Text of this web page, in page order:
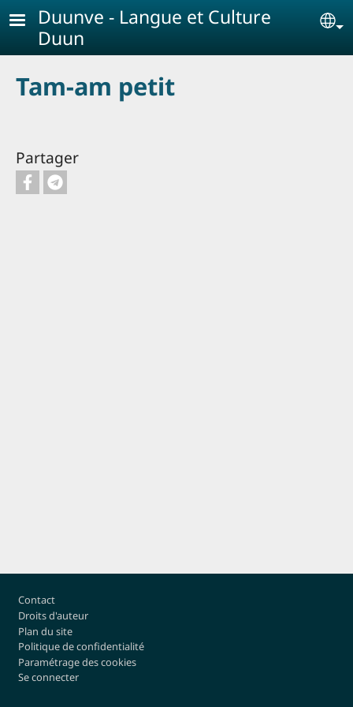
Aller au contenu principal
Duunve - Langue et Culture
Duun
Tam-am petit
Partager
Pied de page
Contact
Droits d'auteur
Plan du site
Politique de confidentialité
Paramétrage des cookies
Se connecter